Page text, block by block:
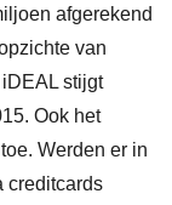
afgerekend
van
stijgt
Ook het
Werden er in
creditcards